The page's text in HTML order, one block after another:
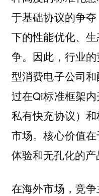
于基础协议的争
下的性能优化、
争。因此，行业
型消费电子公司
过在Qi标准框架
私有快充协议）
市场。核心价值
体验和无孔化的产
在海外市场 ，竞